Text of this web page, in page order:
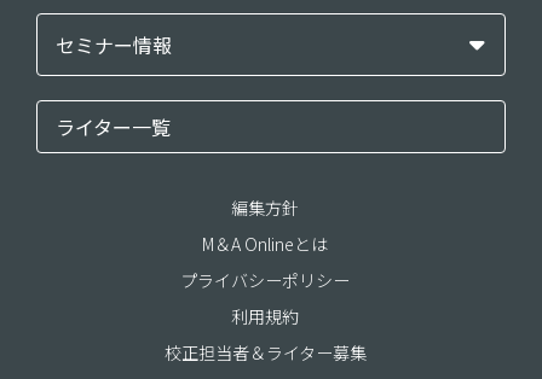
セミナー情報
ライター一覧
編集方針
M＆A Onlineとは
プライバシーポリシー
利用規約
校正担当者＆ライター募集